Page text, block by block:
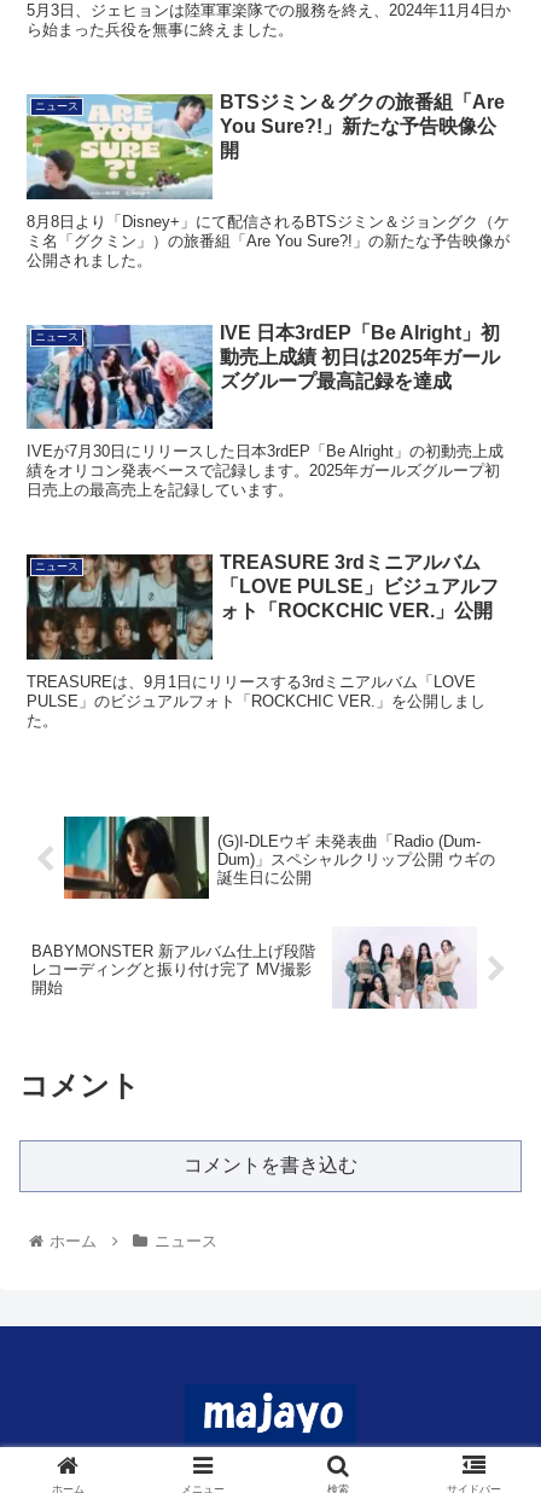
5月3日、ジェヒョンは陸軍軍楽隊での服務を終え、2024年11月4日か
ら始まった兵役を無事に終えました。
ニュース
BTSジミン＆グクの旅番組「Are
You Sure?!」新たな予告映像公
開
8月8日より「Disney+」にて配信されるBTSジミン＆ジョングク（ケ
ミ名「グクミン」）の旅番組「Are You Sure?!」の新たな予告映像が
公開されました。
ニュース
IVE 日本3rdEP「Be Alright」初
動売上成績 初日は2025年ガール
ズグループ最高記録を達成
IVEが7月30日にリリースした日本3rdEP「Be Alright」の初動売上成
績をオリコン発表ベースで記録します。2025年ガールズグループ初
日売上の最高売上を記録しています。
ニュース
TREASURE 3rdミニアルバム
「LOVE PULSE」ビジュアルフ
ォト「ROCKCHIC VER.」公開
TREASUREは、9月1日にリリースする3rdミニアルバム「LOVE
PULSE」のビジュアルフォト「ROCKCHIC VER.」を公開しまし
た。
(G)I-DLEウギ 未発表曲「Radio (Dum-
Dum)」スペシャルクリップ公開 ウギの
誕生日に公開
BABYMONSTER 新アルバム仕上げ段階
レコーディングと振り付け完了 MV撮影
開始
コメント
コメントを書き込む
ホーム ニュース
© 2024 マジャヨ.
ホーム メニュー 検索 サイドバー